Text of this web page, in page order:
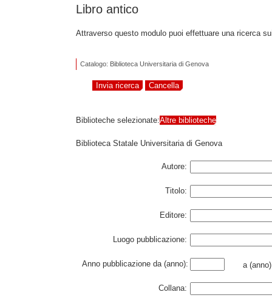
Libro antico
Attraverso questo modulo puoi effettuare una ricerca
Catalogo: Biblioteca Universitaria di Genova
Biblioteche selezionate:Altre biblioteche
Biblioteca Statale Universitaria di Genova
Autore:
Titolo:
Editore:
Luogo pubblicazione:
Anno pubblicazione da (anno): a
Collana: